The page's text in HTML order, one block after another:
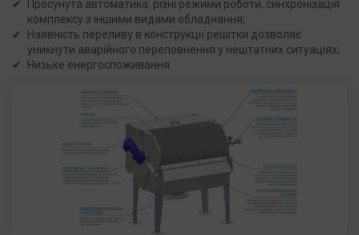
Просунута автоматика: різні режими роботи, синхронізація
комплексу з іншими видами обладнання;
Наявність переливу в конструкції решітки дозволяє
уникнути аварійного переповнення у нештатних ситуаціях;
Низьке енергоспоживання.